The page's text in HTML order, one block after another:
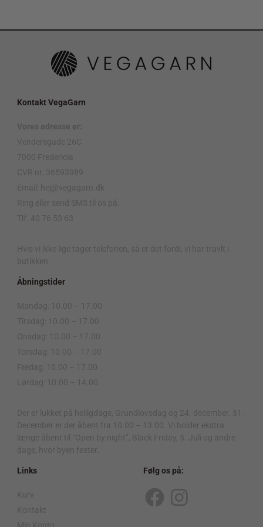
Kontakt VegaGarn
Vores adresse er:
Vendersgade 26C
7000 Fredericia
CVR nr. 36593989
Email: hej@vegagarn.dk
Ring eller send SMS til os på:
Tlf. 40 76 53 63
Hvis vi ikke lige tager telefonen, så er det fordi, vi har travlt i
butikken.
Åbningstider
Mandag: 10.00 – 17.00
Tirsdag: 10.00 – 17.00
Onsdag: 10.00 – 17.00
Torsdag: 10.00 – 17.00
Fredag: 10.00 – 17.00
Lørdag: 10.00 – 14.00
Der er lukket på helligdage, Grundlovsdag og 24. december. 31.
December er der åbent fra 10.00 – 13.00. Vi holder ekstra
længe åbent til “Open by night”, Black Friday, 5. Juli og andre
dage, hvor byen fester.
Links
Kurv
Kontakt
Min Konto
Følg os på:
F
I